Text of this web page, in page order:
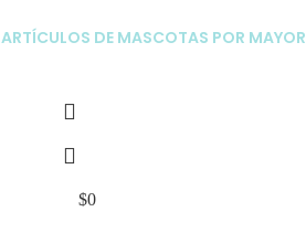
ARTÍCULOS DE MASCOTAS POR MAYOR
$0